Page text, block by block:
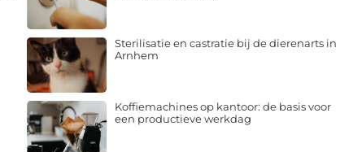
Sterilisatie en castratie bij de dierenarts in
Arnhem
Koffiemachines op kantoor: de basis voor
een productieve werkdag